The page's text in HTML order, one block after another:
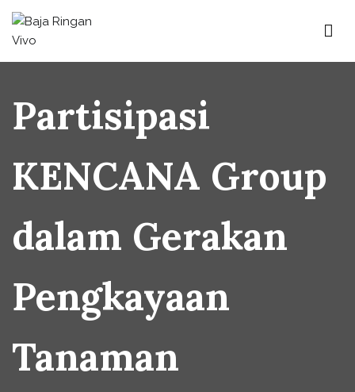
Baja Ringan Vivo
Website Baja Ringan Vivo
Partisipasi
KENCANA Group
dalam Gerakan
Pengkayaan
Tanaman